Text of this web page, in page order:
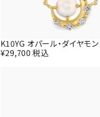
K10YG オパール・ダイヤモ
¥29,700 税込